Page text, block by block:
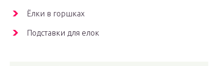
Ёлки в горшках
Подставки для елок